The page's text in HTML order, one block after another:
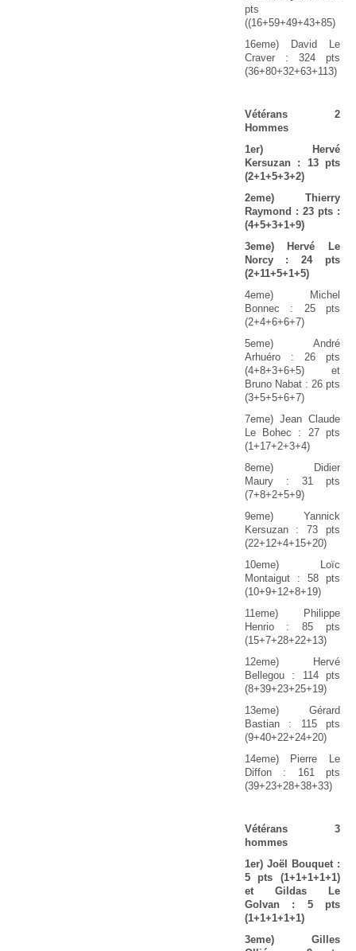
pts
((16+59+49+43+85)
16eme) David Le
Craver : 324 pts
(36+80+32+63+113)
Vétérans 2
Hommes
1er) Hervé
Kersuzan : 13 pts
(2+1+5+3+2)
2eme) Thierry
Raymond : 23 pts :
(4+5+3+1+9)
3eme) Hervé Le
Norcy : 24 pts
(2+11+5+1+5)
4eme) Michel
Bonnec : 25 pts
(2+4+6+6+7)
5eme) André
Arhuéro : 26 pts
(4+8+3+6+5) et
Bruno Nabat : 26 pts
(3+5+5+6+7)
7eme) Jean Claude
Le Bohec : 27 pts
(1+17+2+3+4)
8eme) Didier
Maury : 31 pts
(7+8+2+5+9)
9eme) Yannick
Kersuzan : 73 pts
(22+12+4+15+20)
10eme) Loïc
Montaigut : 58 pts
(10+9+12+8+19)
11eme) Philippe
Henrio : 85 pts
(15+7+28+22+13)
12eme) Hervé
Bellegou : 114 pts
(8+39+23+25+19)
13eme) Gérard
Bastian : 115 pts
(9+40+22+24+20)
14eme) Pierre Le
Diffon : 161 pts
(39+23+28+38+33)
Vétérans 3
hommes
1er) Joël Bouquet :
5 pts (1+1+1+1+1)
et Gildas Le
Golvan : 5 pts
(1+1+1+1+1)
3eme) Gilles